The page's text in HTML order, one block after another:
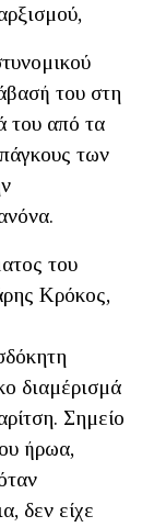
του στη
του από τα
των
του
Κρόκος,
διαμέρισμά
Σημείο
ήρωα,
δεν είχε